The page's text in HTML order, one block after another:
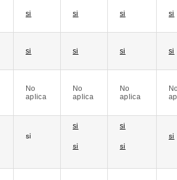
si si si si
si si si si
No
aplica
No
aplica
No
aplica
si
si
si
si
si
si